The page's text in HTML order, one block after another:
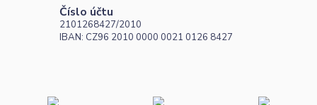
Číslo účtu
2101268427/2010
IBAN: CZ96 2010 0000 0021 0126 8427